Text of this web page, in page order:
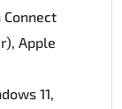
Connect
Apple
11,